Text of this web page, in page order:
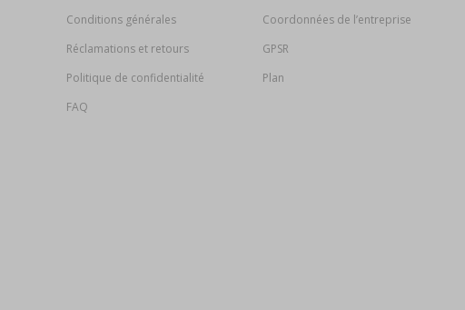
Conditions générales
Réclamations et retours
Politique de confidentialité
FAQ
Coordonnées de l’entreprise
GPSR
Plan